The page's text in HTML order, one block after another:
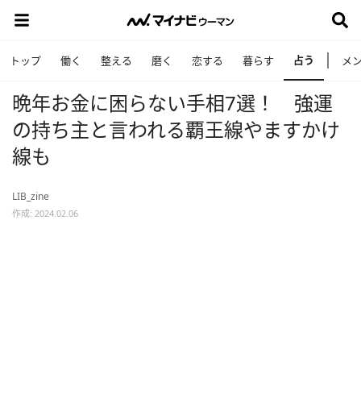
トップ 働く 整える 磨く 恋する 暮らす 占う メ
晩年お金に困らない手相7選！ 強運
の持ち主と言われる覇王線やますかけ
線も
LIB_zine
作成: 2024.02.06